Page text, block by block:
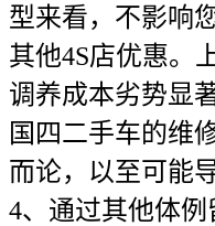
型来看，不影响
其他4S店优惠。
调养成本劣势显
国四二手车的维
而论，以至可能
4、通过其他体